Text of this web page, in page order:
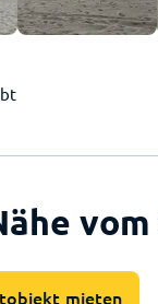
mieten